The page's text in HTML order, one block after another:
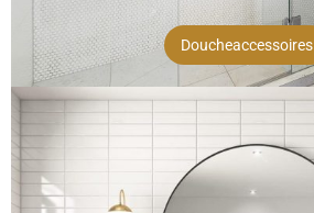
Doucheaccessoires